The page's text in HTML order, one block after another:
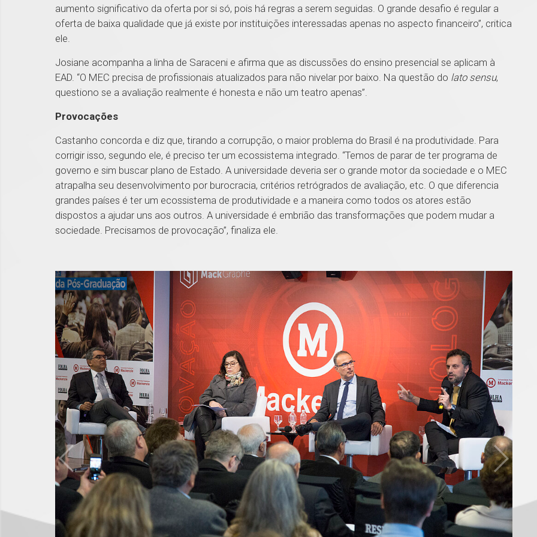
aumento significativo da oferta por si só, pois há regras a serem seguidas. O grande desafio é regular a
oferta de baixa qualidade que já existe por instituições interessadas apenas no aspecto financeiro”, critica
ele.
Josiane acompanha a linha de Saraceni e afirma que as discussões do ensino presencial se aplicam à
EAD. “O MEC precisa de profissionais atualizados para não nivelar por baixo. Na questão do lato sensu,
questiono se a avaliação realmente é honesta e não um teatro apenas”.
Provocações
Castanho concorda e diz que, tirando a corrupção, o maior problema do Brasil é na produtividade. Para
corrigir isso, segundo ele, é preciso ter um ecossistema integrado. “Temos de parar de ter programa de
governo e sim buscar plano de Estado. A universidade deveria ser o grande motor da sociedade e o MEC
atrapalha seu desenvolvimento por burocracia, critérios retrógrados de avaliação, etc. O que diferencia
grandes países é ter um ecossistema de produtividade e a maneira como todos os atores estão
dispostos a ajudar uns aos outros. A universidade é embrião das transformações que podem mudar a
sociedade. Precisamos de provocação”, finaliza ele.